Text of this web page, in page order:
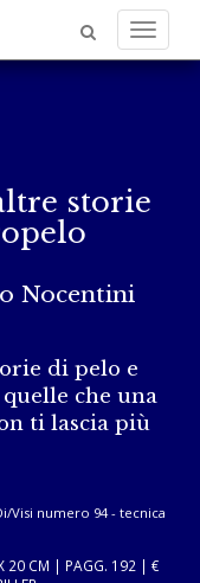
Menu
storie
Nocentini
di pelo e
che una
ti lascia più
Visi numero 94 - tecnica
20 CM | PAGG. 192 | €